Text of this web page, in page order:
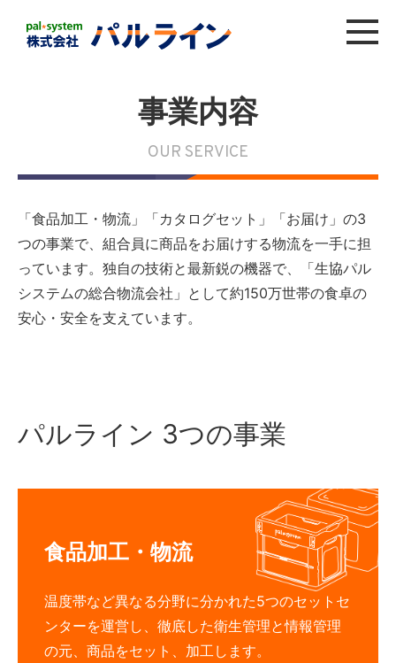
事業内容
OUR SERVICE
「食品加工・物流」「カタログセット」「お届け」の3
つの事業で、組合員に商品をお届けする物流を一手に担
っています。独自の技術と最新鋭の機器で、「生協パル
システムの総合物流会社」として約150万世帯の食卓の
安心・安全を支えています。
パルライン 3つの事業
食品加工・物流
温度帯など異なる分野に分かれた5つのセットセ
ンターを運営し、徹底した衛生管理と情報管理
の元、商品をセット、加工します。